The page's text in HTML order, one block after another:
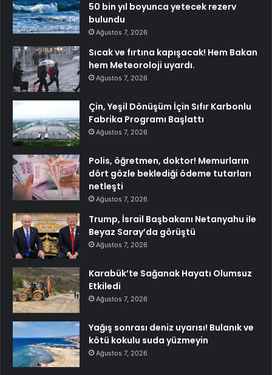
50 bin yıl boyunca yetecek rezerv
bulundu
Ağustos 7, 2026
Sıcak ve fırtına kapışacak! Hem Bakan
hem Meteoroloji uyardı.
Ağustos 7, 2026
Çin, Yeşil Dönüşüm İçin Sıfır Karbonlu
Fabrika Programı Başlattı
Ağustos 7, 2026
Polis, öğretmen, doktor! Memurların
dört gözle beklediği ödeme tutarları
netleşti
Ağustos 7, 2026
Trump, İsrail Başbakanı Netanyahu ile
Beyaz Saray’da görüştü
Ağustos 7, 2026
Karabük’te Sağanak Hayatı Olumsuz
Etkiledi
Ağustos 7, 2026
Yağış sonrası deniz uyarısı! Bulanık ve
kötü kokulu suda yüzmeyin
Ağustos 7, 2026